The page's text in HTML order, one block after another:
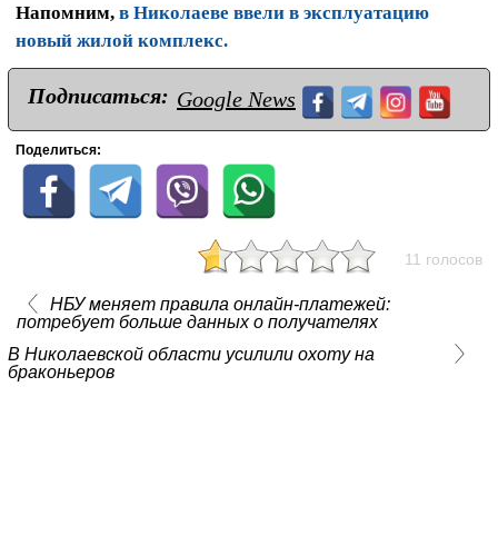
Напомним, в Николаеве ввели в эксплуатацию
новый жилой комплекс.
Подписаться: Google News
Поделиться:
11 голосов
НБУ меняет правила онлайн‑платежей:
потребует больше данных о получателях
В Николаевской области усилили охоту на
браконьеров